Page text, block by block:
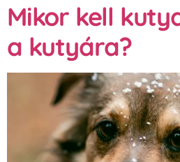
Mikor kell
a kutyára?